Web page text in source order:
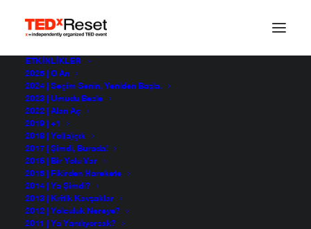
ETKINLIKLER
2025 | O An
2024 | Seçim Senin, Yeniden Başla.
2023 | Umudu Besle
2022 | Alan Aç
2019 | +1
2018 | Yol(a)çık
2017 | Şimdi, Burada!
2016 | Bir Yolu Var
2015 | Fikirden Harekete
2014 | Ya Şimdi?
2013 | Kritik Kavşaklar
2012 | Yolculuk Nereye?
2011 | Ya Yanılıyorsak?
Stand-Up
Barbaros Uzunömer
TEDxReset 2022